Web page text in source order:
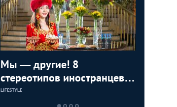
Мы — другие! 8
стереотипов иностранцев о
Казахстане
LIFESTYLE